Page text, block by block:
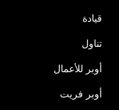
قيادة
تناول
أوبر للأعمال
أوبر فريت